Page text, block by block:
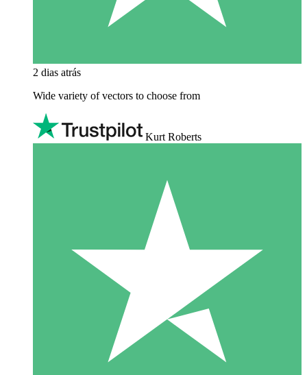
2 dias atrás
Wide variety of vectors to choose from
Kurt Roberts